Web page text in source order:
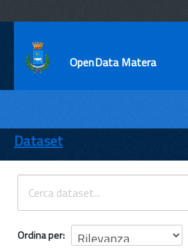
OpenData Matera
ENTI
TEMI
INFORMAZIONI
Dataset
Ordina per